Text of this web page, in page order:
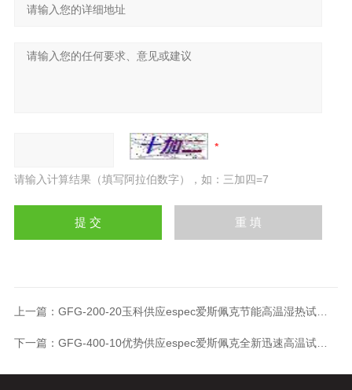
请输入计算结果（填写阿拉伯数字），如：三加四=7
上一篇： GFG-200-20玉科供应espec爱斯佩克节能高温湿热试验箱
下一篇： GFG-400-10优势供应espec爱斯佩克全新迅速高温试验箱